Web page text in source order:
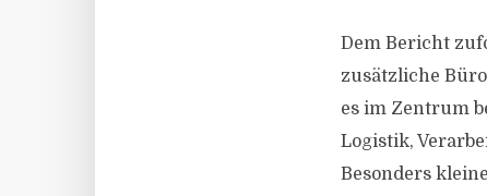
Dem Bericht
zusätzliche
es im Zentrum
Logistik,
Besonders